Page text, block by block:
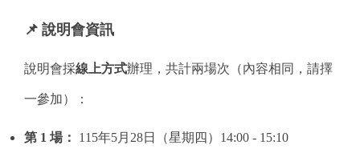
📌 說明會資訊
說明會採線上方式辦理，共計兩場次（內容相同，請擇
一參加）：
第 1 場： 115年5月28日（星期四）14:00 - 15:10